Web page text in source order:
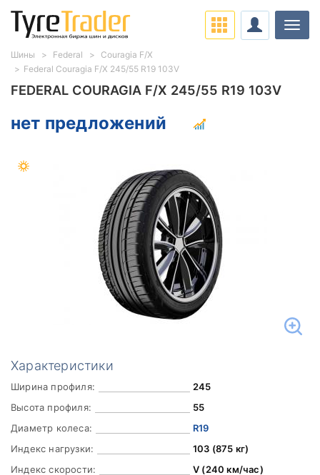
FEDERAL COURAGIA F/X 245/55 R19 103V
нет предложений
Характеристики
Ширина профиля:
245
Высота профиля:
55
Диаметр колеса:
R19
Индекс нагрузки:
103 (875 кг)
Индекс скорости:
V (240 км/час)
Шины Federal
Couragia F/X
Federal Couragia F/X 245/55 R19 103V